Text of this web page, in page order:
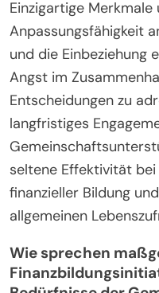
Einzigartige
Anpassungsfähigkeit
und die Einbeziehung
Angst im
Entscheidungen zu
langfristiges
seltene Effektivität
finanzieller Bildung
allgemeinen
Wie sprechen